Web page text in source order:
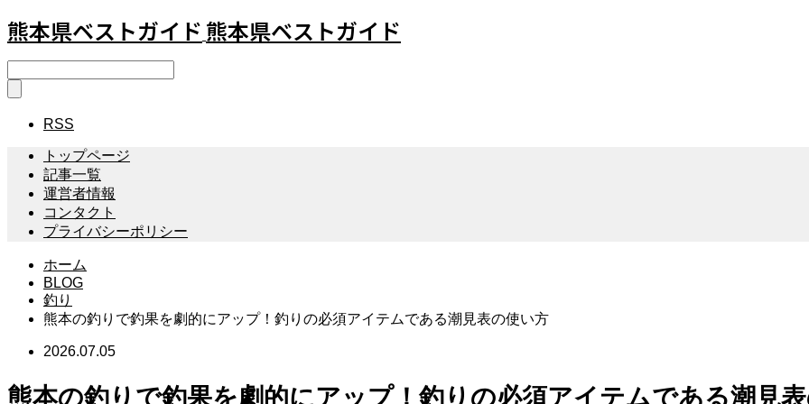
熊本県ベストガイド 熊本県ベストガイド
RSS
トップページ
記事一覧
運営者情報
コンタクト
プライバシーポリシー
ホーム
BLOG
釣り
熊本の釣りで釣果を劇的にアップ！釣りの必須アイテムである潮見表の使い方
2026.07.05
熊本の釣りで釣果を劇的にアップ！釣りの必須アイテムである潮見